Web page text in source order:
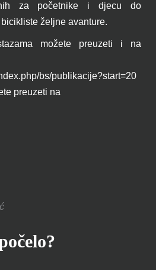
za početnike i djecu do
željne avanture.
možete preuzeti i na
bs/publikacije?start=20
preuzeti na